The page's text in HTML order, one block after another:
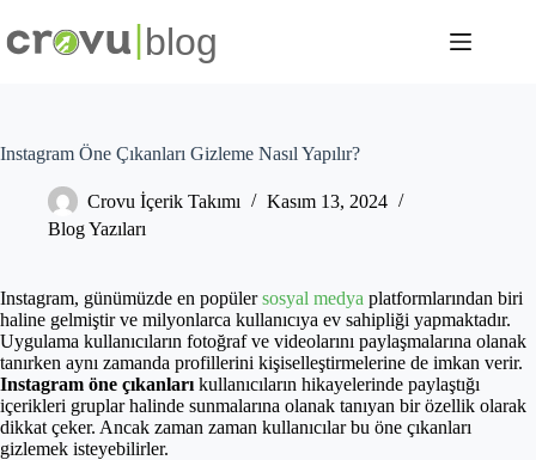
to
content
Instagram Öne Çıkanları Gizleme Nasıl Yapılır?
Crovu İçerik Takımı
Kasım 13, 2024
Blog Yazıları
Instagram, günümüzde en popülersosyal medya platformlarından biri
haline gelmiştir ve milyonlarca kullanıcıya ev sahipliği yapmaktadır.
Uygulama kullanıcıların fotoğraf ve videolarını paylaşmalarına olanak
tanırken aynı zamanda profillerini kişiselleştirmelerine de imkan verir.
Instagram öne çıkanları kullanıcıların hikayelerinde paylaştığı
içerikleri gruplar halinde sunmalarına olanak tanıyan bir özellik olarak
dikkat çeker. Ancak zaman zaman kullanıcılar bu öne çıkanları
gizlemek isteyebilirler.